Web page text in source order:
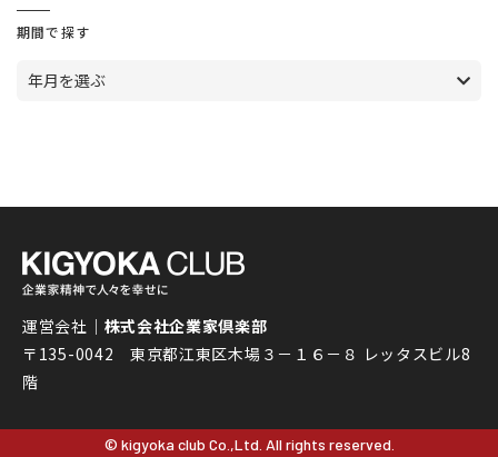
期間で探す
年月を選ぶ
運営会社｜ 株式会社企業家倶楽部
〒135-0042 東京都江東区木場３－１６－８ レッタスビル8
階
© kigyoka club Co.,Ltd. All rights reserved.